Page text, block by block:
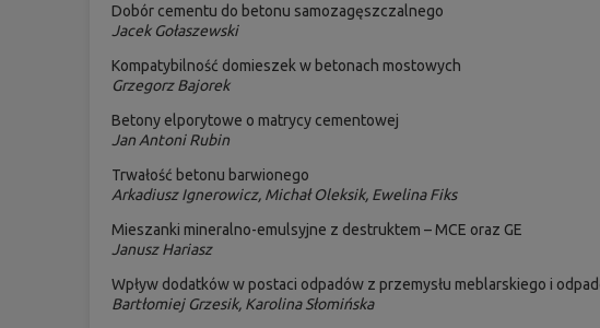
Dobór cementu do betonu samozagęszczalnego
Jacek Gołaszewski
Kompatybilność domieszek w betonach mostowych
Grzegorz Bajorek
Betony elporytowe o matrycy cementowej
Jan Antoni Rubin
Trwałość betonu barwionego
Arkadiusz Ignerowicz, Michał Oleksik, Ewelina Fiks
Mieszanki mineralno-emulsyjne z destruktem – MCE oraz GE
Janusz Hariasz
Wpływ dodatków w postaci odpadów z przemysłu meblarskiego i
Bartłomiej Grzesik, Karolina Słomińska